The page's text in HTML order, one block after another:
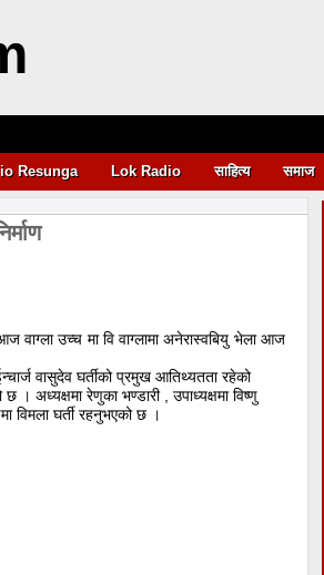
Resunga Lok Radio साहित्य समाज
वाग्ला उच्च मा वि वाग्लामा अनेरास्वबियु भेला आज
वासुदेव घर्तीको प्रमुख आतिथ्यतता रहेको
अध्यक्षमा रेणुका भण्डारी , उपाध्यक्षमा विष्णु
विमला घर्ती रहनुभएको छ ।